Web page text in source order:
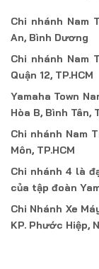
Chi nhánh Nam
An, Bình Dương
Chi nhánh Nam
Quận 12, TP.HCM
Yamaha Town
Hòa B, Bình Tân,
Chi nhánh Nam
Môn, TP.HCM
Chi nhánh 4 là
của tập đoàn
Chi Nhánh Xe
KP. Phước Hiệp,